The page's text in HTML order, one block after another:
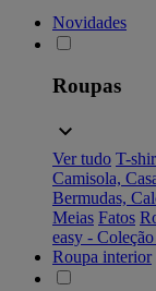
Novidades
Roupas
Ver tudo T-
Camisola,
Bermudas,
Meias Fatos
easy -
Roupa interior